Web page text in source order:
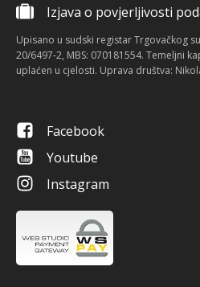
Izjava o povjerljivosti
Upisano u sudski registar Trgovačkog
20/6497-2, MBS: 070181554. Temeljni
uplaćen u cjelosti. Uprava društva:
Facebook
Youtube
Instagram